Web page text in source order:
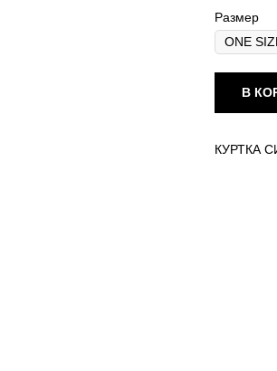
Размер
В
КУРТКА